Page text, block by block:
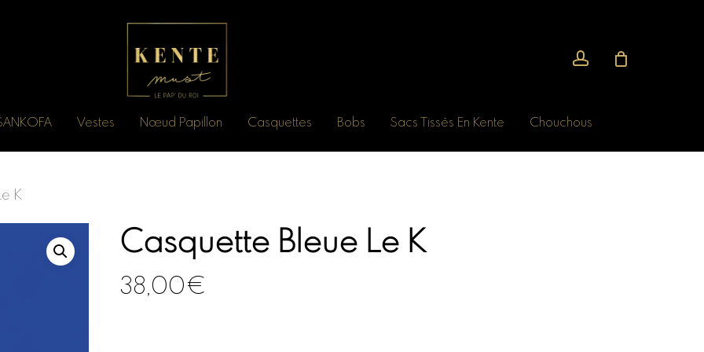
Vestes Nœud Papillon Casquettes Bobs Sacs Tissés En Kente Chouchous
K
Casquette Bleue Le K
38,00€